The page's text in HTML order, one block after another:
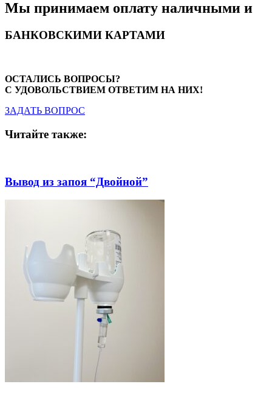
Мы принимаем оплату наличными и
БАНКОВСКИМИ КАРТАМИ
ОСТАЛИСЬ ВОПРОСЫ?
С УДОВОЛЬСТВИЕМ ОТВЕТИМ НА НИХ!
ЗАДАТЬ ВОПРОС
Читайте также:
Вывод из запоя “Двойной”